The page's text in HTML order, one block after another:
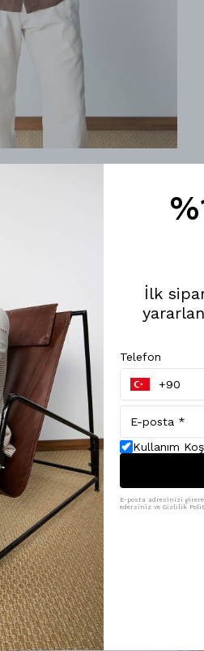
İlk
Telefon
Kullanım
E-posta adresinizi
edersiniz ve Gizlilik